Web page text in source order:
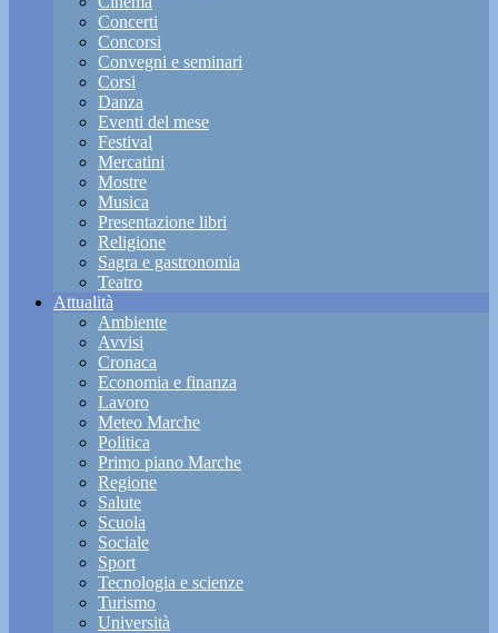
Concerti
Concorsi
Convegni e seminari
Corsi
Danza
Eventi del mese
Festival
Mercatini
Mostre
Musica
Presentazione libri
Religione
Sagra e gastronomia
Teatro
Attualità
Ambiente
Avvisi
Cronaca
Economia e finanza
Lavoro
Meteo Marche
Politica
Primo piano Marche
Regione
Salute
Scuola
Sociale
Sport
Tecnologia e scienze
Turismo
Università